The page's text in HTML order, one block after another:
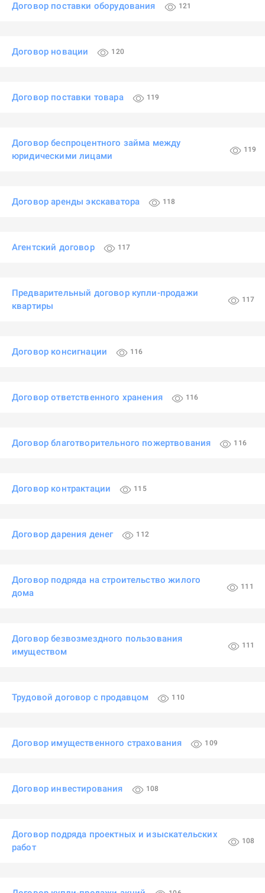
Договор поставки оборудования 121
Договор новации 120
Договор поставки товара 119
Договор беспроцентного займа между
юридическими лицами
119
Договор аренды экскаватора 118
Агентский договор 117
Предварительный договор купли-продажи
квартиры
117
Договор консигнации 116
Договор ответственного хранения 116
Договор благотворительного пожертвования 116
Договор контрактации 115
Договор дарения денег 112
Договор подряда на строительство жилого
дома
111
Договор безвозмездного пользования
имуществом
111
Трудовой договор с продавцом 110
Договор имущественного страхования 109
Договор инвестирования 108
Договор подряда проектных и изыскательских
работ
108